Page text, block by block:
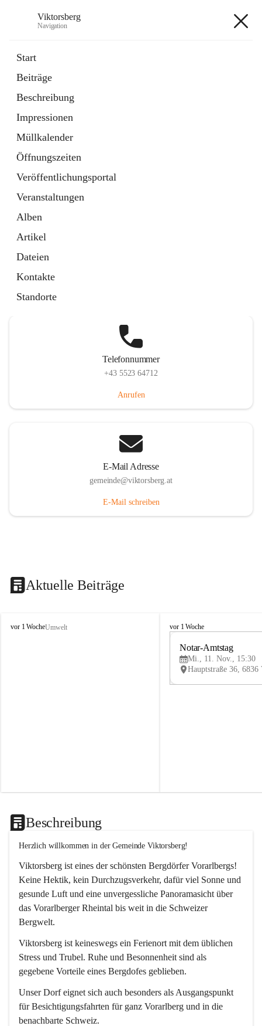
Viktorsberg
Navigation
Start
Beiträge
Beschreibung
Impressionen
Müllkalender
Öffnungszeiten
Veröffentlichungsportal
Veranstaltungen
Alben
Artikel
Dateien
Kontakte
Standorte
1 Schnellzugriff
Bürgerservice
10 Schnellzugriffe
Telefonnummer
+43 5523 64712
Anrufen
E-Mail Adresse
gemeinde@viktorsberg.at
E-Mail schreiben
Aktuelle Beiträge
V
vor 1 WocheUmwelt
V
vor 1 Woche
Notar-Amtstag
Mi., 11. Nov., 15:30
Beschreibung
Herzlich willkommen in der Gemeinde Viktorsberg!
Viktorsberg ist eines der schönsten Bergdörfer Vorarlbergs!
Keine Hektik, kein Durchzugsverkehr, dafür viel Sonne und
gesunde Luft und eine unvergessliche Panoramasicht über
das Vorarlberger Rheintal bis weit in die Schweizer
Bergwelt.
Viktorsberg ist keineswegs ein Ferienort mit dem üblichen
Stress und Trubel. Ruhe und Besonnenheit sind als
gegebene Vorteile eines Bergdofes geblieben.
Unser Dorf eignet sich auch besonders als Ausgangspunkt
für Besichtigungsfahrten für ganz Vorarlberg und in die
benachbarte Schweiz.